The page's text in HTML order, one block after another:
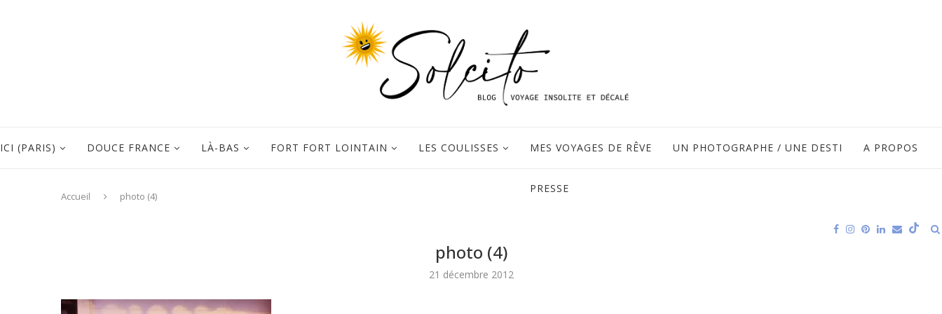
ICI (PARIS) DOUCE FRANCE LÀ-BAS FORT FORT LOINTAIN LES COULISSES MES VOYAGES DE RÊVE UN PHOTOGRAPHE / UNE DESTI A PROPOS
PRESSE
Accueil photo (4)
photo (4)
21 décembre 2012